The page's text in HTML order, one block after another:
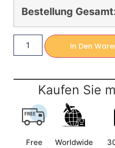
Bestellung
In Den
Kaufen Sie
Free
Worldwide